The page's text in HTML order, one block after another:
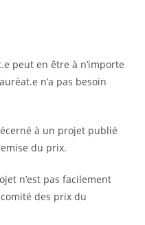
peut en être à n’importe
n’a pas besoin
à un projet publié
du prix.
n’est pas facilement
des prix du